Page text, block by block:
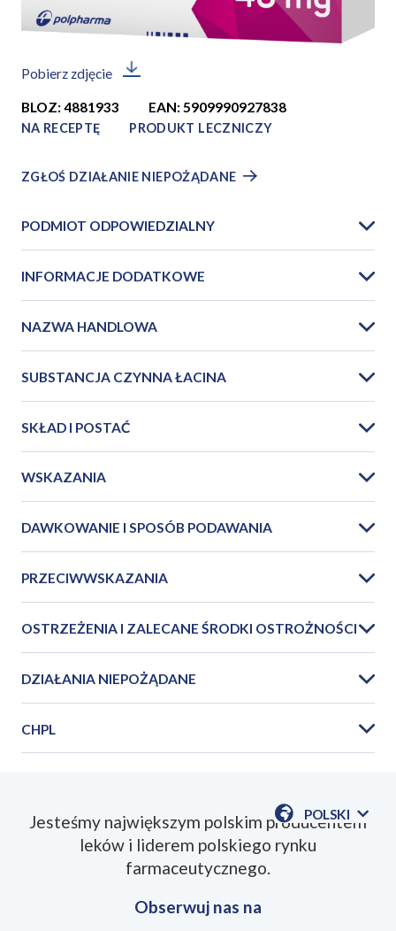
Pobierz zdjęcie
BLOZ: 4881933 EAN: 5909990927838
NA RECEPTĘ PRODUKT LECZNICZY
ZGŁOŚ DZIAŁANIE NIEPOŻĄDANE
PODMIOT ODPOWIEDZIALNY
INFORMACJE DODATKOWE
NAZWA HANDLOWA
SUBSTANCJA CZYNNA ŁACINA
SKŁAD I POSTAĆ
WSKAZANIA
DAWKOWANIE I SPOSÓB PODAWANIA
PRZECIWWSKAZANIA
OSTRZEŻENIA I ZALECANE ŚRODKI OSTROŻNOŚCI
DZIAŁANIA NIEPOŻĄDANE
CHPL
SmPC_Simvasterol_2026_04PL.pdf
POLSKI
POKAŻ
Jesteśmy największym polskim producentem
leków i liderem polskiego rynku
farmaceutycznego.
Obserwuj nas na